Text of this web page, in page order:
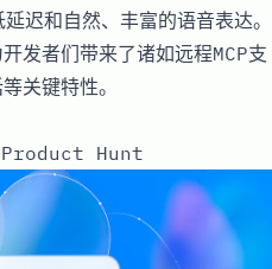
迟和自然、丰富的语音表达。
发者们带来了诸如远程MCP支
关键特性。
Hunt